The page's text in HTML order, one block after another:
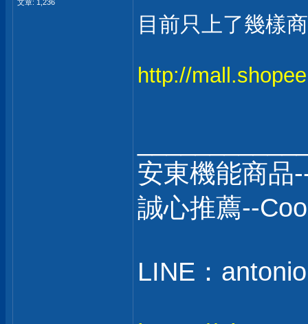
文章: 1,236
目前只上了幾樣
http://
安東機能商品
誠心推薦--
LINE：